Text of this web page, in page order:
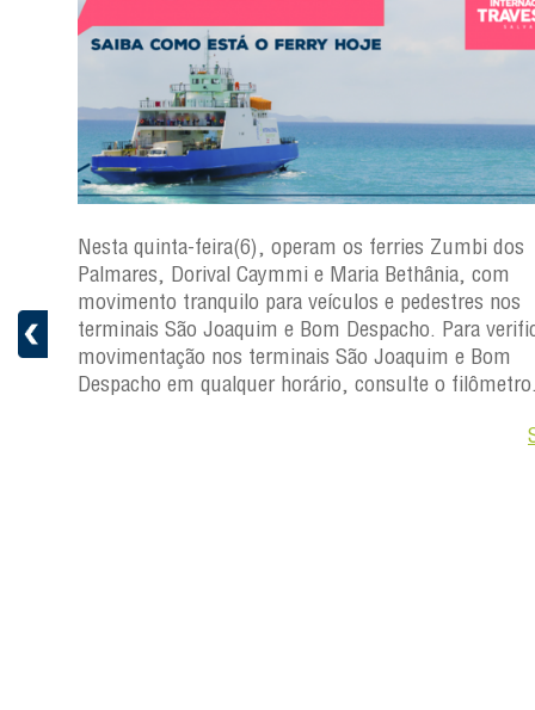
Nesta quinta-feira(6), operam os ferries Zumbi dos
Palmares, Dorival Caymmi e Maria Bethânia, com
movimento tranquilo para veículos e pedestres nos
terminais São Joaquim e Bom Despacho. Para
movimentação nos terminais São Joaquim e Bom
Despacho em qualquer horário, consulte o